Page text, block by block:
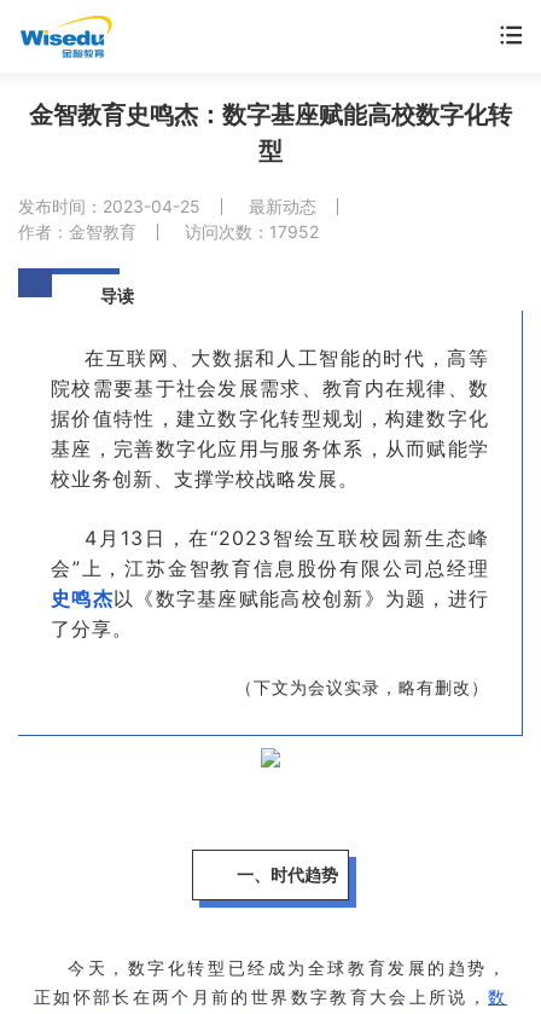
首页
产品服务
解决方案
市场动态
支持与服务
关于金智
联系我们
金智教育研究院
金智教育史鸣杰：数字基座赋能高校数字化转
型
发布时间：2023-04-25
最新动态
作者：金智教育
访问次数：17952
导读
在互联网、大数据和人工智能的时代，高等
院校需要基于社会发展需求、教育内在规律、数
据价值特性，建立数字化转型规划，构建数字化
基座，完善数字化应用与服务体系，从而赋能学
校业务创新、支撑学校战略发展。
4月13日，在“2023智绘互联校园新生态峰
会”上，江苏金智教育信息股份有限公司总经理
史鸣杰以《数字基座赋能高校创新》为题，进行
了分享。
（下文为会议实录，略有删改）
一、时代趋势
今天，数字化转型已经成为全球教育发展的趋势，
正如怀部长在两个月前的世界数字教育大会上所说， 数